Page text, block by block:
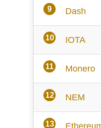
Dash
IOTA
Monero
NEM